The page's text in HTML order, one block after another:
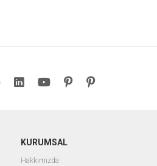
KURUMSAL
Hakkımızda